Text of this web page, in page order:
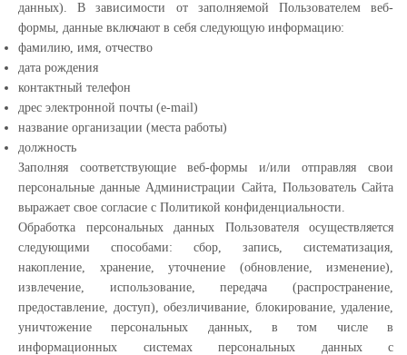
данных). В зависимости от заполняемой Пользователем веб-
формы, данные включают в себя следующую информацию:
фамилию, имя, отчество
дата рождения
контактный телефон
дрес электронной почты (e-mail)
название организации (места работы)
должность
Заполняя соответствующие веб-формы и/или отправляя свои
персональные данные Администрации Сайта, Пользователь Сайта
выражает свое согласие с Политикой конфиденциальности.
Обработка персональных данных Пользователя осуществляется
следующими способами: сбор, запись, систематизация,
накопление, хранение, уточнение (обновление, изменение),
извлечение, использование, передача (распространение,
предоставление, доступ), обезличивание, блокирование, удаление,
уничтожение персональных данных, в том числе в
информационных системах персональных данных с